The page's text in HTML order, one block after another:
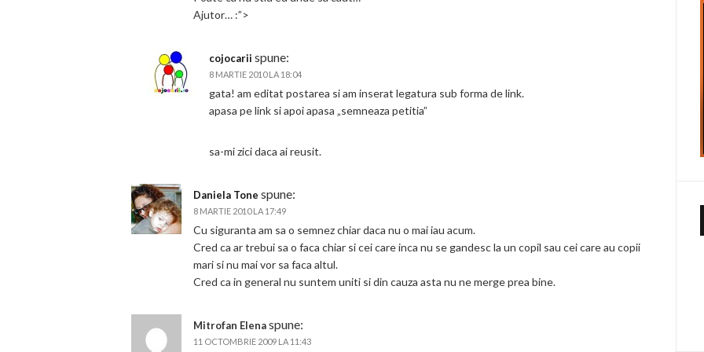
Ajutor… :”>
cojocarii spune:
8 MARTIE 2010 LA 18:04
gata! am editat postarea si am inserat legatura sub forma de link.
apasa pe link si apoi apasa „semneaza petitia”
sa-mi zici daca ai reusit.
Daniela Tone spune:
8 MARTIE 2010 LA 17:49
Cu siguranta am sa o semnez chiar daca nu o mai iau acum.
Cred ca ar trebui sa o faca chiar si cei care inca nu se gandesc la un copil sau cei care au copii
mari si nu mai vor sa faca altul.
Cred ca in general nu suntem uniti si din cauza asta nu ne merge prea bine.
Mitrofan Elenaspune:
11 OCTOMBRIE 2009 LA 11:43